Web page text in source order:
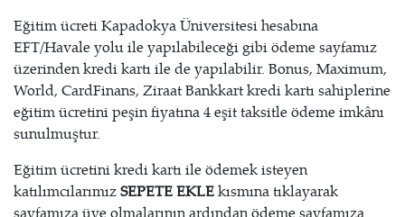
Eğitim ücreti Kapadokya Üniversitesi hesabına
EFT/Havale yolu ile yapılabileceği gibi ödeme sayfamız
üzerinden kredi kartı ile de yapılabilir. Bonus, Maximum,
World, CardFinans, Ziraat Bankkart kredi kartı sahiplerine
eğitim ücretini peşin fiyatına 4 eşit taksitle ödeme imkânı
sunulmuştur.
Eğitim ücretini kredi kartı ile ödemek isteyen
katılımcılarımızSEPETE EKLEkısmına tıklayarak
sayfamıza üye olmalarının ardından ödeme sayfamıza